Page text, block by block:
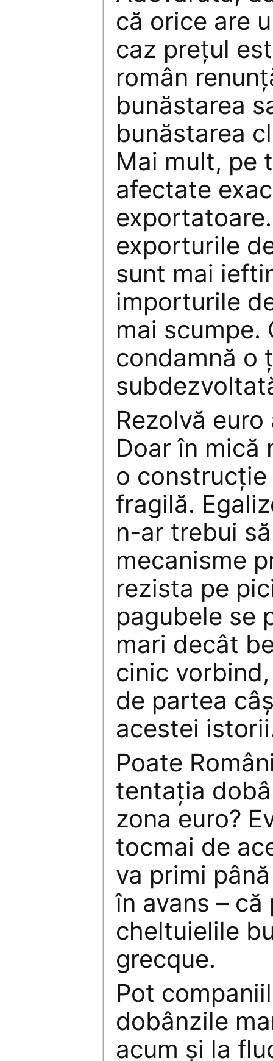
că orice are
caz preţul
român
bunăstarea
bunăstarea
Mai mult, pe
afectate
exporturile
sunt mai
importurile
mai scumpe.
condamnă o
Rezolvă
Doar în mică
o
fragilă.
n-ar trebui
mecanisme
rezista pe
pagubele se
mari decât
cinic
de partea
acestei
Poate
tentaţia
zona euro?
tocmai de
va primi
în avans –
cheltuielile
grecque.
Pot
dobânzile
acum şi la